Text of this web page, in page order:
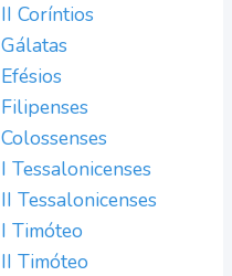
II Coríntios
Gálatas
Efésios
Filipenses
Colossenses
I Tessalonicenses
II Tessalonicenses
I Timóteo
II Timóteo